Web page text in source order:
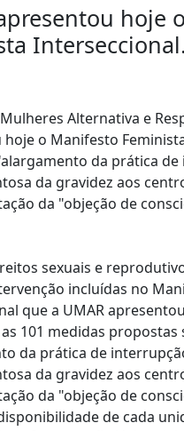
hoje
Interseccional.
Alternativa e
o Manifesto
da prática
da gravidez aos
da "objeção de
sexuais e
incluídas no
que a UMAR
101 medidas propostas
da prática de
da gravidez aos
da "objeção de
de cada